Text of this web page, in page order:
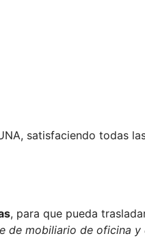
satisfaciendo todas
, para que pueda
de mobiliario de oficina